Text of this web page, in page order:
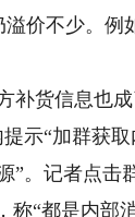
价不少。例
货信息也成
示“加群获
”。记者点击
“都是内部消